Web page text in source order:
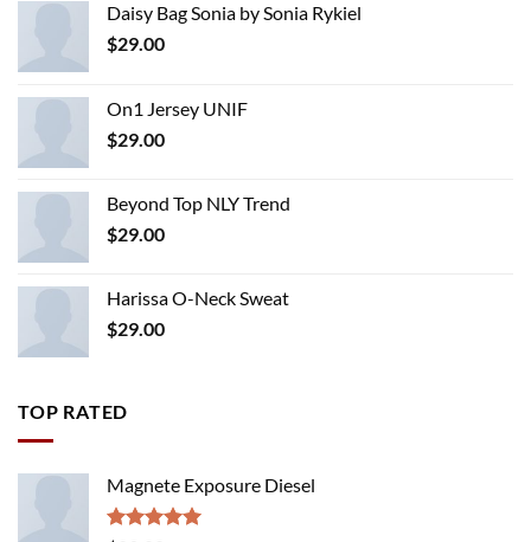
Daisy Bag Sonia by Sonia Rykiel
$29.00
On1 Jersey UNIF
$29.00
Beyond Top NLY Trend
$29.00
Harissa O-Neck Sweat
$29.00
TOP RATED
Magnete Exposure Diesel